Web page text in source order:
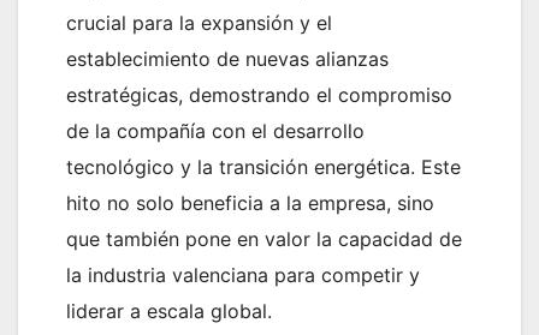
crucial para la expansión y el
establecimiento de nuevas alianzas
estratégicas, demostrando el compromiso
de la compañía con el desarrollo
tecnológico y la transición energética. Este
hito no solo beneficia a la empresa, sino
que también pone en valor la capacidad de
la industria valenciana para competir y
liderar a escala global.